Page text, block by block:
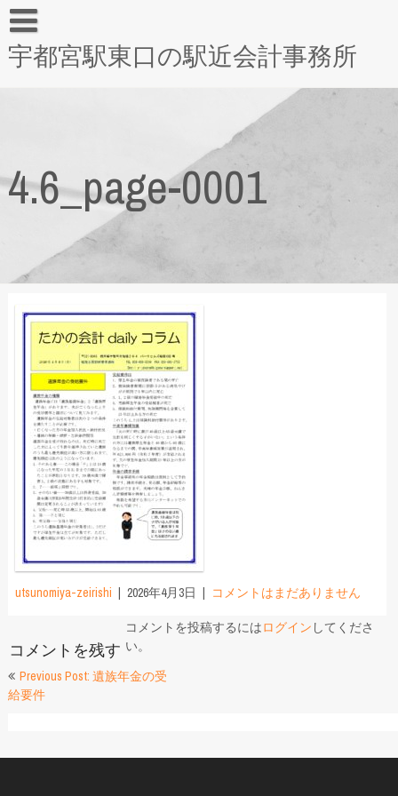
宇都宮駅東口の駅近会計事務所
4.6_page-0001
utsunomiya-zeirishi 2026年4月3日 コメントはまだありません
コメントを残す
コメントを投稿するにはログイン してくださ
い。
投
稿
ビ
Previous Post: 遺族年金の受
給要件